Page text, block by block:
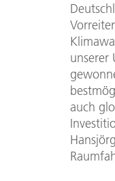
unserer
auch